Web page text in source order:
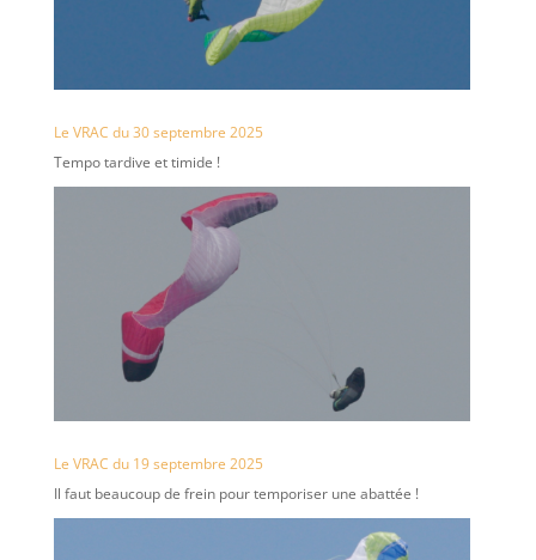
Le VRAC du 30 septembre 2025
Tempo tardive et timide !
Le VRAC du 19 septembre 2025
Il faut beaucoup de frein pour temporiser une abattée !